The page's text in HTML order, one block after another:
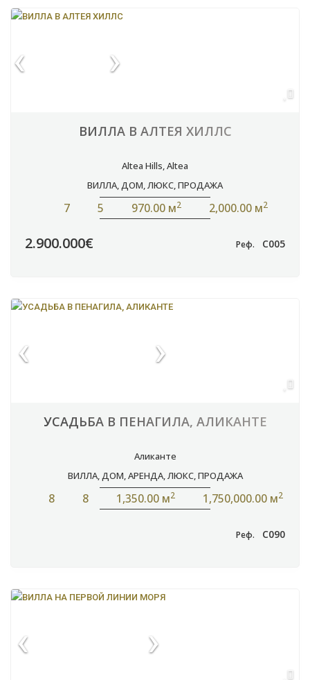
ВИЛЛА В АЛТЕЯ ХИЛЛС
Altea Hills,Altea
ВИЛЛА,ДОМ,ЛЮКС,ПРОДАЖА
7 5 970.00 м2 2,000.00 м2
2.900.000€ Реф. C005
УСАДЬБА В ПЕНАГИЛА, АЛИКАНТЕ
Аликанте
ВИЛЛА,ДОМ,АРЕНДА,ЛЮКС,ПРОДАЖА
8 8 1,350.00 м2 1,750,000.00 м2
Реф. C090